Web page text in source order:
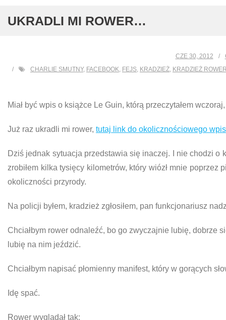
UKRADLI MI ROWER…
CZE 30, 2012
CHARLIE SMUTNY, FACEBOOK, FEJS, KRADZIEŻ, KRADZIEŻ
Miał być wpis o książce Le Guin, którą przeczytałem
Już raz ukradli mi rower, tutaj link do okolicznościowego wpis
Dziś jednak sytuacja przedstawia się inaczej. I nie chodzi o
zrobiłem kilka tysięcy kilometrów, który wiózł mnie
okoliczności przyrody.
Na policji byłem, kradzież zgłosiłem, pan funkcjonariusz
Chciałbym rower odnaleźć, bo go zwyczajnie lubię, dobrze
lubię na nim jeździć.
Chciałbym napisać płomienny manifest, który w gorących
Idę spać.
Rower wyglądał tak: